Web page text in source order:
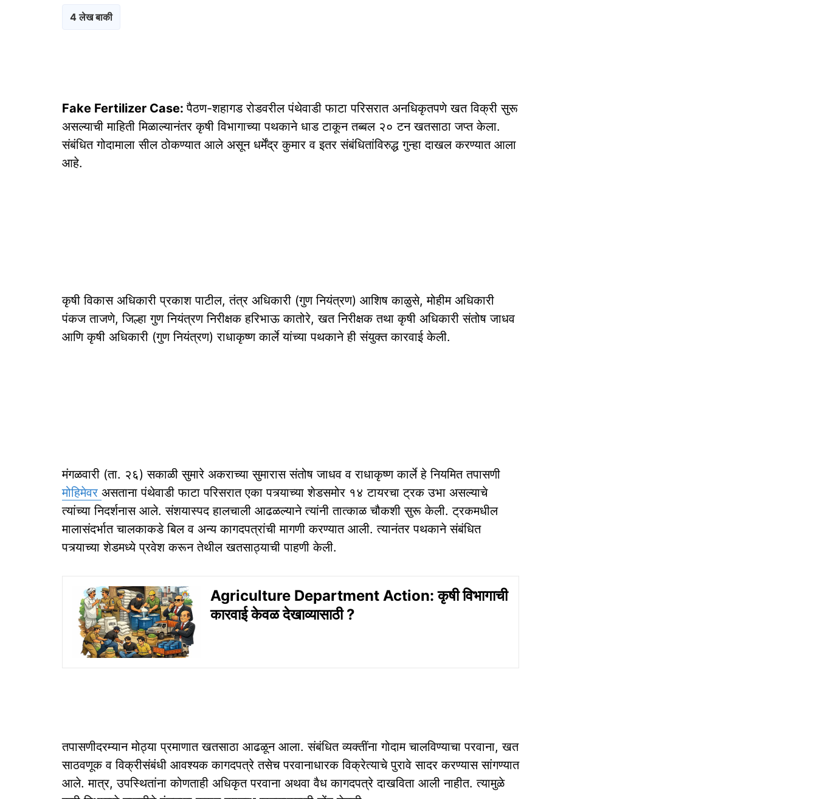
4 लेख बाकी
Fake Fertilizer Case:पैठण-शहागड रोडवरील पंथेवाडी फाटा परिसरात अनधिकृतपणे खत विक्री सुरू
असल्याची माहिती मिळाल्यानंतर कृषी विभागाच्या पथकाने धाड टाकून तब्बल २० टन खतसाठा जप्त केला.
संबंधित गोदामाला सील ठोकण्यात आले असून धर्मेंद्र कुमार व इतर संबंधितांविरुद्ध गुन्हा दाखल करण्यात आला
आहे.
कृषी विकास अधिकारी प्रकाश पाटील, तंत्र अधिकारी (गुण नियंत्रण) आशिष काळुसे, मोहीम अधिकारी
पंकज ताजणे, जिल्हा गुण नियंत्रण निरीक्षक हरिभाऊ कातोरे, खत निरीक्षक तथा कृषी अधिकारी संतोष जाधव
आणि कृषी अधिकारी (गुण नियंत्रण) राधाकृष्ण कार्ले यांच्या पथकाने ही संयुक्त कारवाई केली.
मंगळवारी (ता. २६) सकाळी सुमारे अकराच्या सुमारास संतोष जाधव व राधाकृष्ण कार्ले हे नियमित तपासणी
मोहिमेवर असताना पंथेवाडी फाटा परिसरात एका पत्र्याच्या शेडसमोर १४ टायरचा ट्रक उभा असल्याचे
त्यांच्या निदर्शनास आले. संशयास्पद हालचाली आढळल्याने त्यांनी तात्काळ चौकशी सुरू केली. ट्रकमधील
मालासंदर्भात चालकाकडे बिल व अन्य कागदपत्रांची मागणी करण्यात आली. त्यानंतर पथकाने संबंधित
पत्र्याच्या शेडमध्ये प्रवेश करून तेथील खतसाठ्याची पाहणी केली.
Agriculture Department Action: कृषी विभागाची
कारवाई केवळ देखाव्यासाठी ?
तपासणीदरम्यान मोठ्या प्रमाणात खतसाठा आढळून आला. संबंधित व्यक्तींना गोदाम चालविण्याचा परवाना, खत
साठवणूक व विक्रीसंबंधी आवश्यक कागदपत्रे तसेच परवानाधारक विक्रेत्याचे पुरावे सादर करण्यास सांगण्यात
आले. मात्र, उपस्थितांना कोणताही अधिकृत परवाना अथवा वैध कागदपत्रे दाखविता आली नाहीत. त्यामुळे